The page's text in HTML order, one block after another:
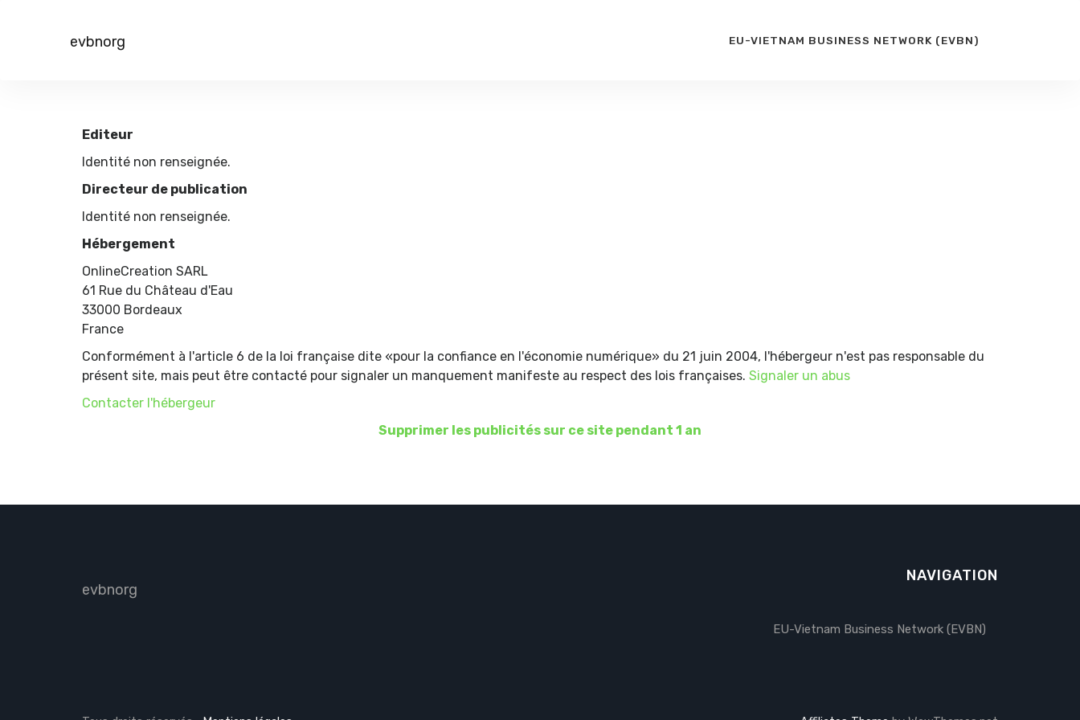
evbnorg EU-VIETNAM BUSINESS NETWORK (EVBN)
Editeur
Identité non renseignée.
Directeur de publication
Identité non renseignée.
Hébergement
OnlineCreation SARL
61 Rue du Château d'Eau
33000 Bordeaux
France
Conformément à l'article 6 de la loi française dite «pour la confiance en l'économie numérique» du 21 juin 2004, l'hébergeur n'est pas responsable du
présent site, mais peut être contacté pour signaler un manquement manifeste au respect des lois françaises. Signaler un abus
Contacter l'hébergeur
Supprimer les publicités sur ce site pendant 1 an
evbnorg
NAVIGATION
EU-Vietnam Business Network (EVBN)